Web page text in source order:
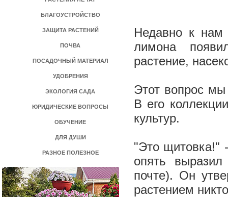
БЛАГОУСТРОЙСТВО
ЗАЩИТА РАСТЕНИЙ
ПОЧВА
ПОСАДОЧНЫЙ МАТЕРИАЛ
УДОБРЕНИЯ
ЭКОЛОГИЯ САДА
ЮРИДИЧЕСКИЕ ВОПРОСЫ
ОБУЧЕНИЕ
ДЛЯ ДУШИ
РАЗНОЕ ПОЛЕЗНОЕ
Недавно к нам
лимона
растение,
Этот вопрос
В его
культур.
"Это щитовка!"
опять
почте). Он
растением